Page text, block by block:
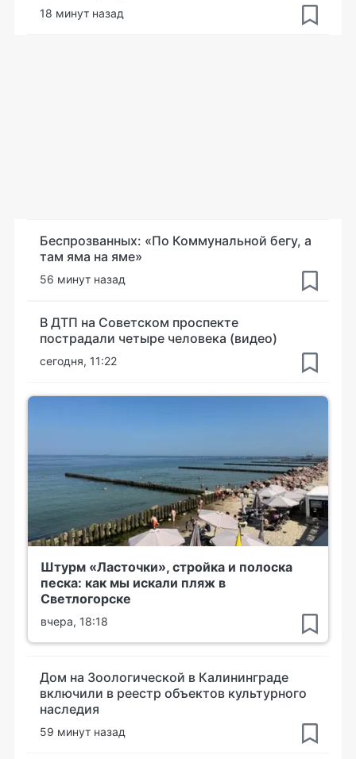
18 минут назад
Беспрозванных: «По Коммунальной бегу, а
там яма на яме»
56 минут назад
В ДТП на Советском проспекте
пострадали четыре человека (видео)
сегодня, 11:22
Штурм «Ласточки», стройка и полоска
песка: как мы искали пляж в
Светлогорске
вчера, 18:18
Дом на Зоологической в Калининграде
включили в реестр объектов культурного
наследия
59 минут назад